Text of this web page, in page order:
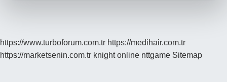
https://www.turboforum.com.tr https://medihair.com.tr
https://marketsenin.com.tr knight online nttgame Sitemap